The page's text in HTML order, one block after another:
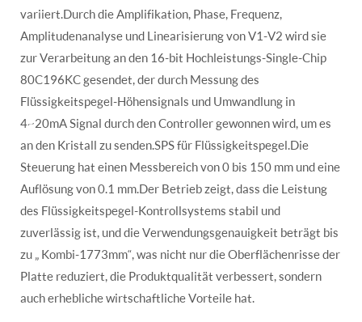
variiert.Durch die Amplifikation, Phase, Frequenz,
Amplitudenanalyse und Linearisierung von V1-V2 wird sie
zur Verarbeitung an den 16-bit Hochleistungs-Single-Chip
80C196KC gesendet, der durch Messung des
Flüssigkeitspegel-Höhensignals und Umwandlung in
4~20mA Signal durch den Controller gewonnen wird, um es
an den Kristall zu senden.SPS für Flüssigkeitspegel.Die
Steuerung hat einen Messbereich von 0 bis 150 mm und eine
Auflösung von 0.1 mm.Der Betrieb zeigt, dass die Leistung
des Flüssigkeitspegel-Kontrollsystems stabil und
zuverlässig ist, und die Verwendungsgenauigkeit beträgt bis
zu „ Kombi-1773mm“, was nicht nur die Oberflächenrisse der
Platte reduziert, die Produktqualität verbessert, sondern
auch erhebliche wirtschaftliche Vorteile hat.